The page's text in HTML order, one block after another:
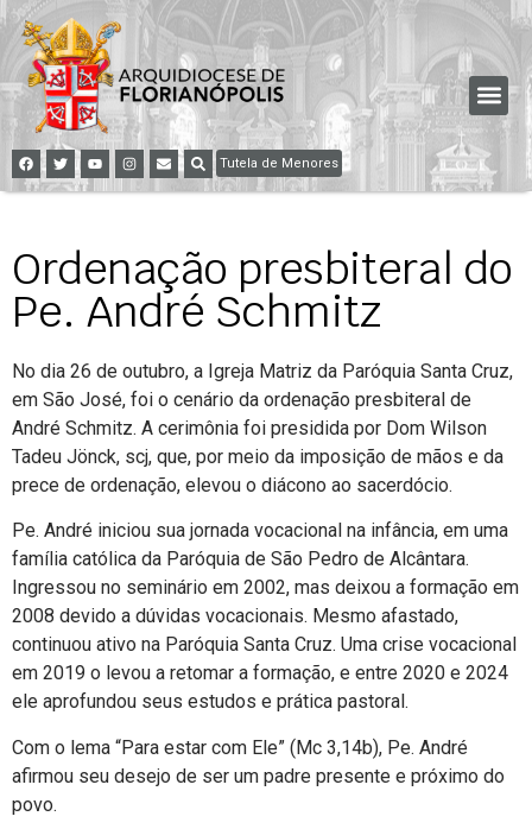
Tutela de Menores
Ordenação presbiteral do
Pe. André Schmitz
No dia 26 de outubro, a Igreja Matriz da Paróquia Santa Cruz,
em São José, foi o cenário da ordenação presbiteral de
André Schmitz. A cerimônia foi presidida por Dom Wilson
Tadeu Jönck, scj, que, por meio da imposição de mãos e da
prece de ordenação, elevou o diácono ao sacerdócio.
Pe. André iniciou sua jornada vocacional na infância, em uma
família católica da Paróquia de São Pedro de Alcântara.
Ingressou no seminário em 2002, mas deixou a formação em
2008 devido a dúvidas vocacionais. Mesmo afastado,
continuou ativo na Paróquia Santa Cruz. Uma crise vocacional
em 2019 o levou a retomar a formação, e entre 2020 e 2024
ele aprofundou seus estudos e prática pastoral.
Com o lema “Para estar com Ele” (Mc 3,14b), Pe. André
afirmou seu desejo de ser um padre presente e próximo do
povo.